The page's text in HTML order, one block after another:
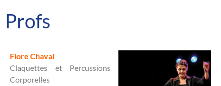
Profs
Flore Chaval
Claquettes et Percussions
Corporelles